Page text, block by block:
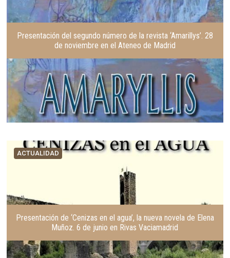
Presentación del segundo número de la revista ‘Amarillys’. 28
de noviembre en el Ateneo de Madrid
ACTUALIDAD
Presentación de ‘Cenizas en el agua’, la nueva novela de Elena
Muñoz. 6 de junio en Rivas Vaciamadrid